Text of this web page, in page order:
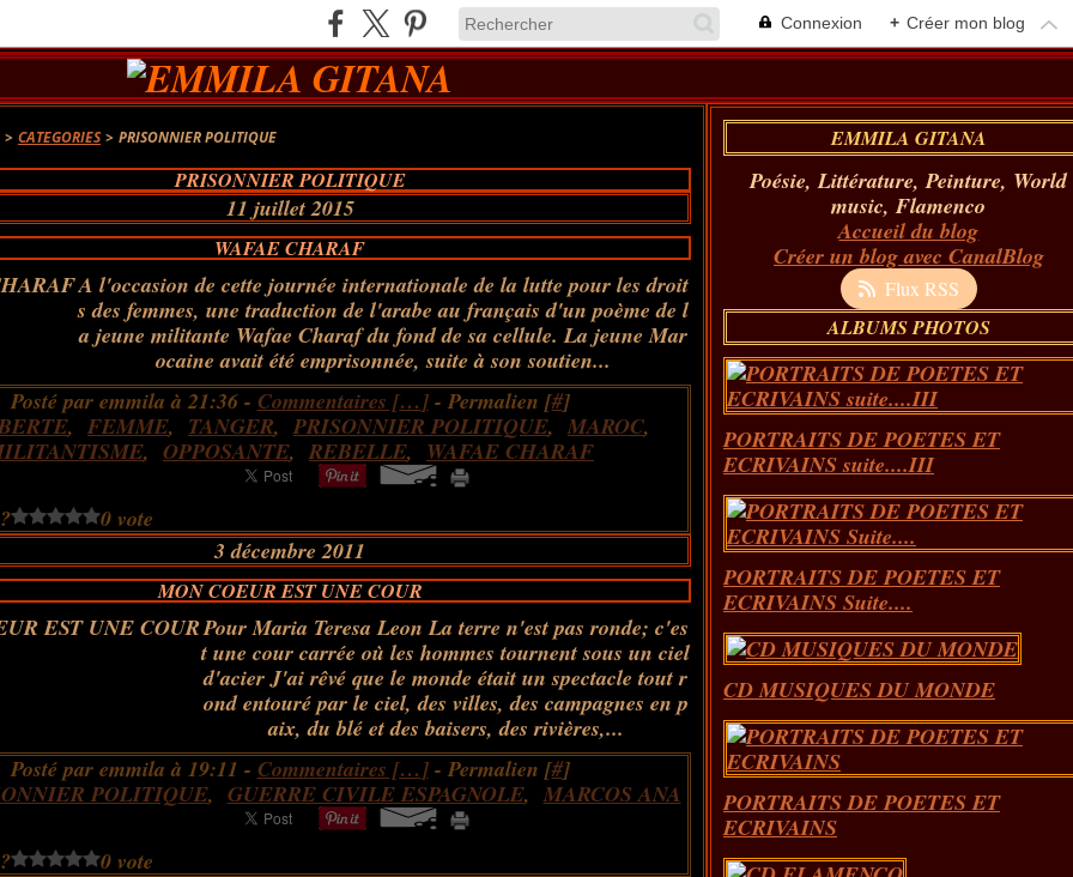
Connexion + Créer mon blog
> CATEGORIES > PRISONNIER POLITIQUE
PRISONNIER POLITIQUE
11 juillet 2015
WAFAE CHARAF
A l'occasion de cette journée internationale de la lutte pour les droit
s des femmes, une traduction de l'arabe au français d'un poème de l
a jeune militante Wafae Charaf du fond de sa cellule. La jeune Mar
ocaine avait été emprisonnée, suite à son soutien...
Posté par emmila à 21:36 - Commentaires […]- Permalien [#]
, FEMME, TANGER, PRISONNIER POLITIQUE, MAROC,
, OPPOSANTE, REBELLE, WAFAE CHARAF
0 vote
3 décembre 2011
MON COEUR EST UNE COUR
Pour Maria Teresa Leon La terre n'est pas ronde; c'es
t une cour carrée où les hommes tournent sous un ciel
d'acier J'ai rêvé que le monde était un spectacle tout r
ond entouré par le ciel, des villes, des campagnes en p
aix, du blé et des baisers, des rivières,...
Posté par emmila à 19:11 - Commentaires […]- Permalien [#]
POLITIQUE, GUERRE CIVILE ESPAGNOLE, MARCOS ANA
0 vote
EMMILA GITANA
Poésie, Littérature, Peinture, World
music, Flamenco
Accueil du blog
Créer un blog avec CanalBlog
Flux RSS
ALBUMS PHOTOS
PORTRAITS DE POETES ET
ECRIVAINS suite....III
PORTRAITS DE POETES ET
ECRIVAINS Suite....
CD MUSIQUES DU MONDE
PORTRAITS DE POETES ET
ECRIVAINS